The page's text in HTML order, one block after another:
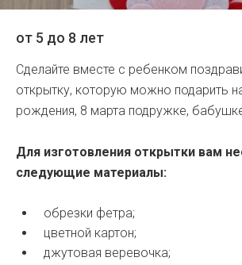
от 5 до 8 лет
Сделайте вместе с ребенком
открытку, которую можно подарить
рождения, 8 марта подружке, бабушке
Для изготовления открытки вам
следующие материалы:
обрезки фетра;
цветной картон;
джутовая веревочка;